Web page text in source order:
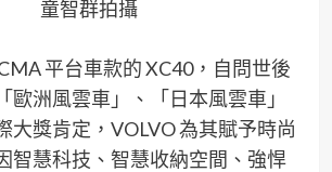
童智群拍攝
平台車款的 XC40，自問世後
歐洲風雲車」、「日本風雲車」
大獎肯定，VOLVO 為其賦予時尚
智慧科技、智慧收納空間、強悍